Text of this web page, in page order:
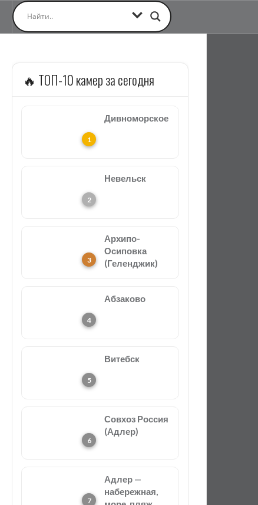
🔥 ТОП-10 камер за сегодня
Дивноморское
Невельск
Архипо-
Осиповка
(Геленджик)
Абзаково
Витебск
Совхоз Россия
(Адлер)
Адлер —
набережная,